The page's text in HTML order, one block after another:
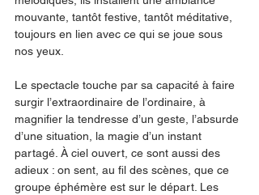
mouvante, tantôt festive, tantôt méditative,
toujours en lien avec ce qui se joue sous
nos yeux.
Le spectacle touche par sa capacité à faire
surgir l’extraordinaire de l’ordinaire, à
magnifier la tendresse d’un geste, l’absurde
d’une situation, la magie d’un instant
partagé. À ciel ouvert, ce sont aussi des
adieux : on sent, au fil des scènes, que ce
groupe éphémère est sur le départ. Les